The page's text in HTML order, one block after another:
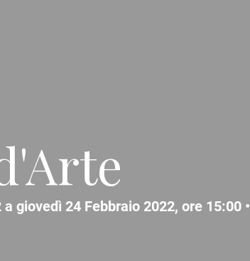
giovedì 24 Febbraio 2022, ore 15:00 •